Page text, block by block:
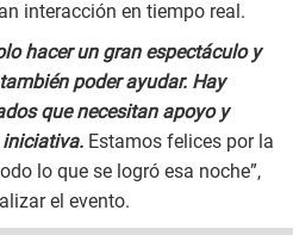
interacción en tiempo real.
hacer un gran espectáculo y
poder ayudar. Hay
que necesitan apoyo y
Estamos felices por la
lo que se logró esa noche”,
el evento.